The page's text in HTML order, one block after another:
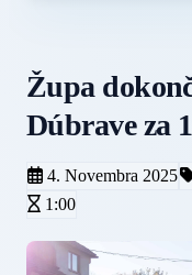
Župa
Dúbrave za
4. Novembra 2025
1:00